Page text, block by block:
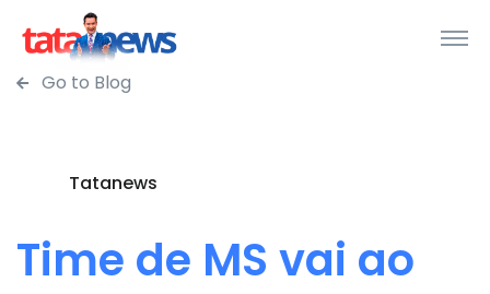
Go to Blog
Tatanews
Time de MS vai ao